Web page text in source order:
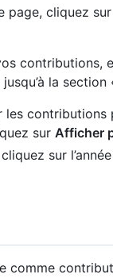
page, cliquez
contributions,
la
contributions
sur Afficher
sur
comme